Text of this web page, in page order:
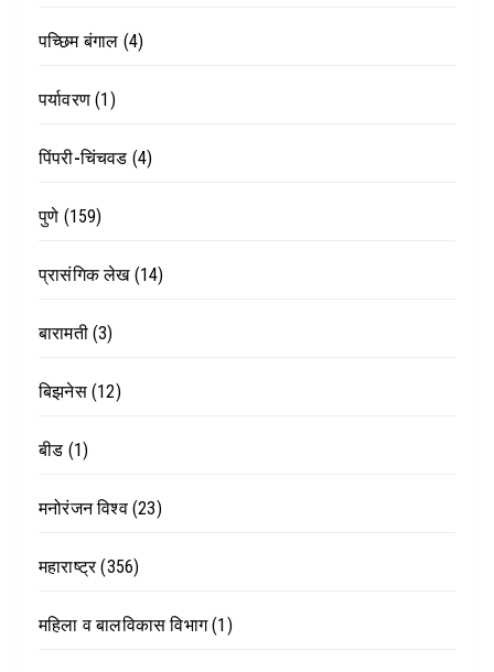
पच्छिम बंगाल (4)
पर्यावरण (1)
पिंपरी-चिंचवड (4)
पुणे (159)
प्रासंगिक लेख(14)
बारामती(3)
बिझनेस(12)
बीड (1)
मनोरंजन विश्व(23)
महाराष्ट्र(356)
महिला व बालविकास विभाग(1)